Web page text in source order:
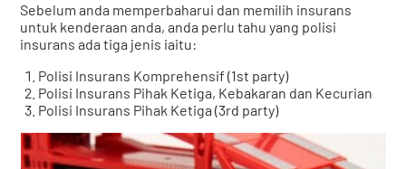
Sebelum anda memperbaharui dan memilih insurans
untuk kenderaan anda, anda perlu tahu yang polisi
insurans ada tiga jenis iaitu:
Polisi Insurans Komprehensif (1st party)
Polisi Insurans Pihak Ketiga, Kebakaran dan Kecurian
Polisi Insurans Pihak Ketiga (3rd party)